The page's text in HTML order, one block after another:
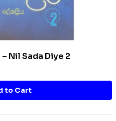
Nil Sada Diye 2
to Cart